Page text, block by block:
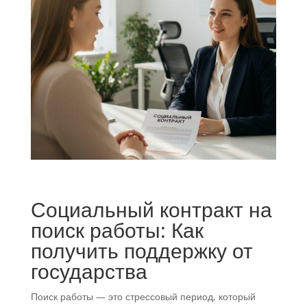
Социальный контракт на
поиск работы: Как
получить поддержку от
государства
Поиск работы — это стрессовый период, который